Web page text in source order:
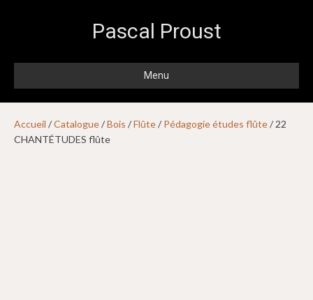
Pascal Proust
Menu
Accueil /Catalogue/Bois /Flûte/ Pédagogie études flûte/ 22
CHANTÉTUDES flûte